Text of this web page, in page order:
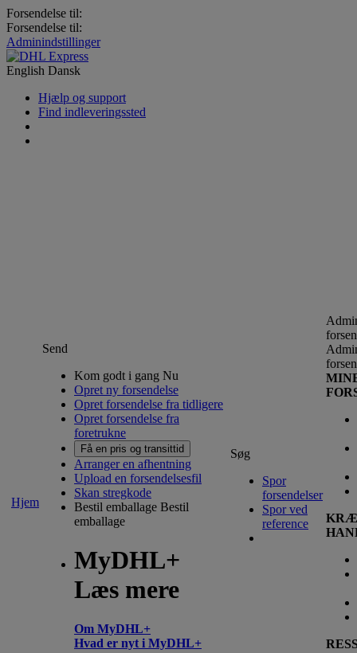
Forsendelse til:
Forsendelse til:
Adminindstillinger
English Dansk
Hjælp og support
Find indleveringssted
Hjem
Send
Kom godt i gang Nu
Opret ny forsendelse
Opret forsendelse fra tidligere
Opret forsendelse fra
foretrukne
Få en pris og transittid
Arranger en afhentning
Upload en forsendelsesfil
Skan stregkode
Bestil emballage Bestil
emballage
MyDHL+
Læs mere
Om MyDHL+
Hvad er nyt i MyDHL+
Søg
Spor
forsendelser
Spor ved
reference